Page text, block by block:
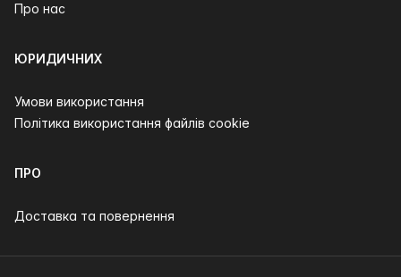
Про нас
ЮРИДИЧНИХ
Умови використання
Політика використання файлів cookie
ПРО
Доставка та повернення